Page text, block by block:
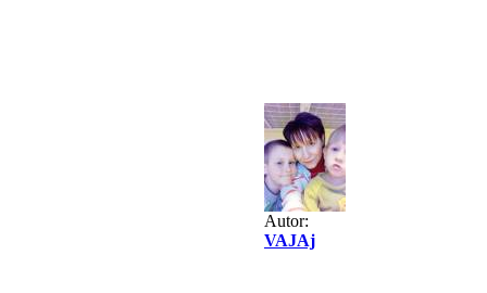
Autor:
VAJAj